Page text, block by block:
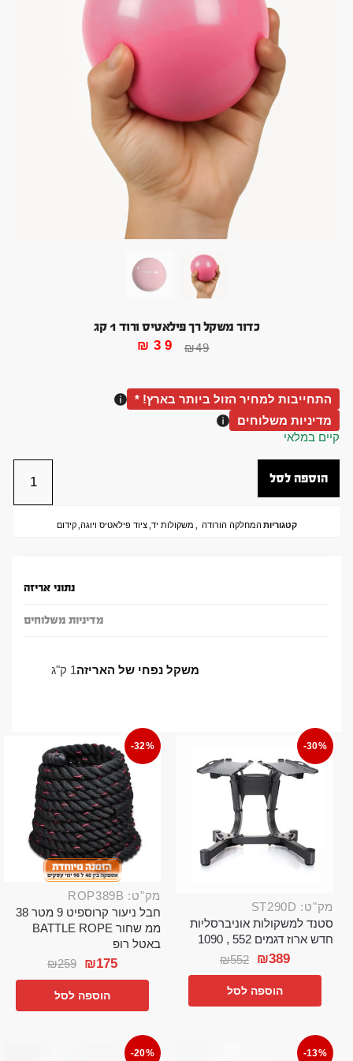
כדור משקל רך פילאטיס ורוד 1 קג
₪49
₪ 39
התחייבות למחיר הזול ביותר בארץ! *
מדיניות משלוחים
קיים במלאי
הוספה לסל
קטגוריות המחלקה הורודה , משקולות יד,ציוד פילאטיס ויוגה,קידום
נתוני אריזה
מדיניות משלוחים
משקל נפחי של האריזה1 ק"ג
-30%
מק"ט: ST290D
סטנד למשקולות אוניברסליות
חדש ארוז דגמים 552 , 1090
₪552 ₪389
הוספה לסל
-32%
מק"ט: ROP389B
חבל ניעור קרוספיט 9 מטר 38
ממ שחור BATTLE ROPE
באטל רופ
₪259 ₪175
הוספה לסל
-13%
-20%